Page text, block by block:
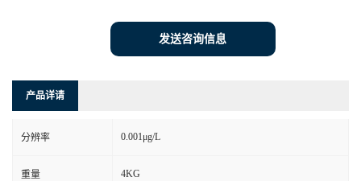
发送咨询信息
产品详请
分辨率 0.001μg/L
重量 4KG